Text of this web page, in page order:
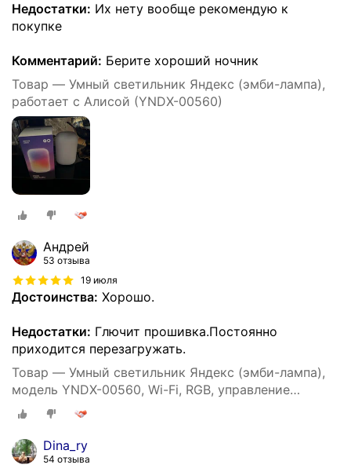
Недостатки: Их нету вообще рекомендую к
покупке
Комментарий: Берите хороший ночник
Товар — Умный светильник Яндекс (эмби-лампа),
работает с Алисой (YNDX-00560)
Андрей
53 отзыва
19 июля
Достоинства: Хорошо.
Недостатки: Глючит прошивка.Постоянно
приходится перезагружать.
Товар — Умный светильник Яндекс (эмби-лампа),
модель YNDX-00560, Wi-Fi, RGB, управление
голосом, белый
Dina_ry
54 отзыва